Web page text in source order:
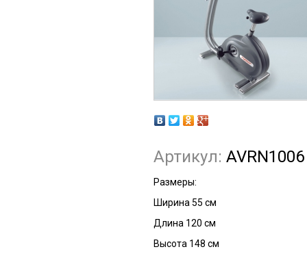
Артикул: AVRN1006
Размеры:
Ширина 55 см
Длина 120 см
Высота 148 см